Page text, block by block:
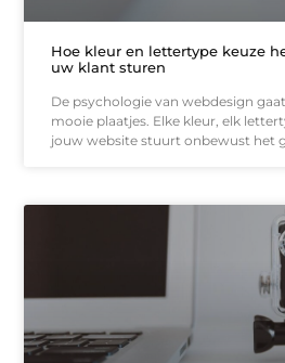
Hoe kleur en lettertype keuze
uw klant sturen
De psychologie van webdesign
mooie plaatjes. Elke kleur, elk
jouw website stuurt onbewust het